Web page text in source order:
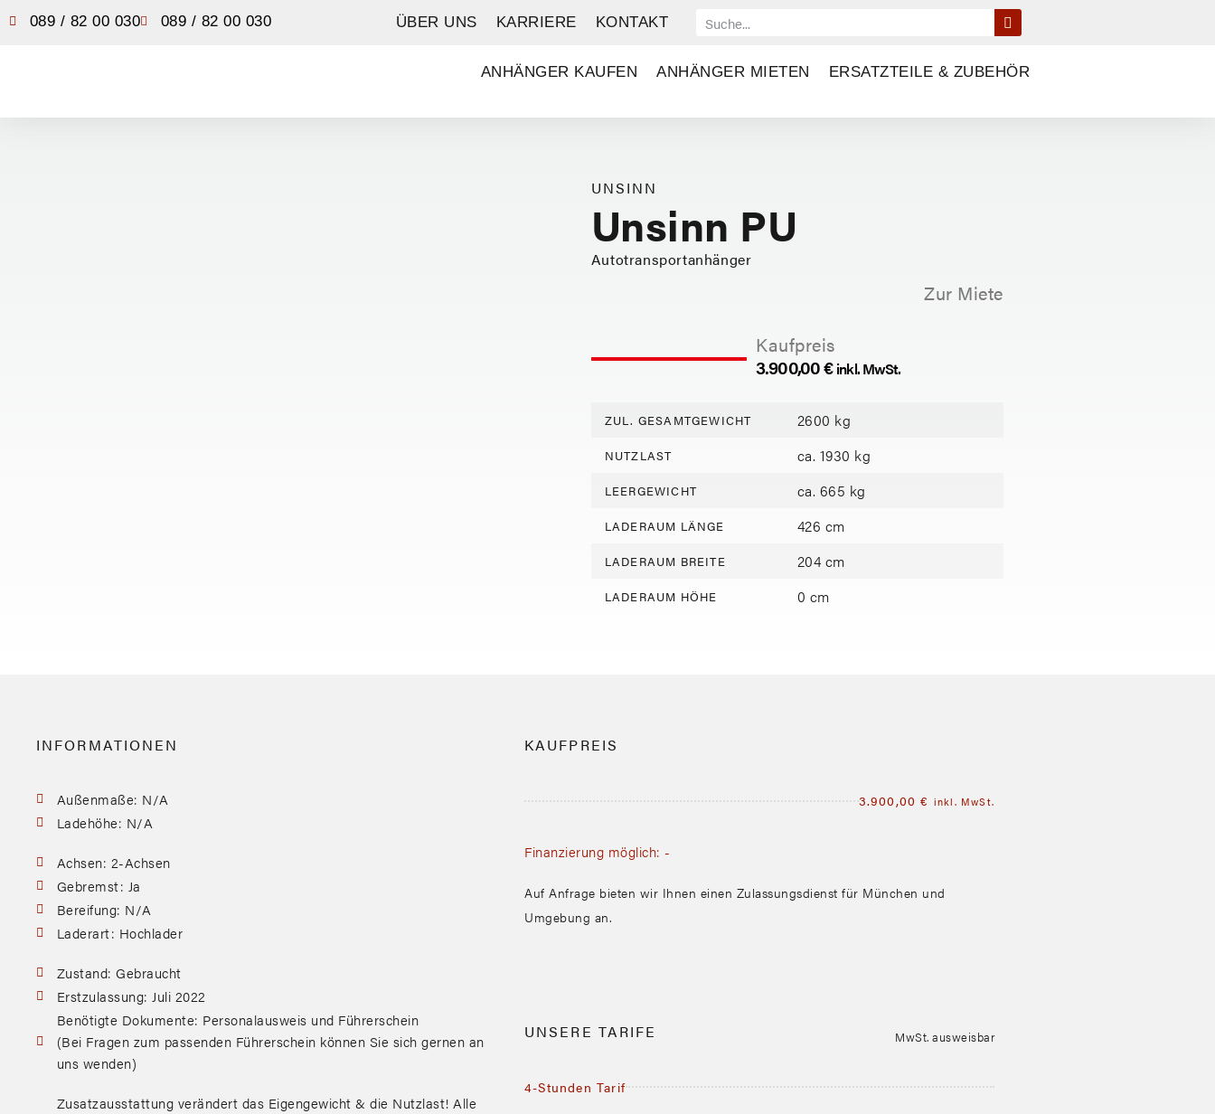
089 / 82 00 030 089 / 82 00 030 ÜBER UNS KARRIERE KONTAKT
ANHÄNGER KAUFEN ANHÄNGER MIETEN ERSATZTEILE & ZUBEHÖR
UNSINN
Unsinn PU
Autotransportanhänger
Zur Miete
Kaufpreis
3.900,00€ inkl. MwSt.
ZUL. GESAMTGEWICHT 2600 kg
NUTZLAST ca. 1930 kg
LEERGEWICHT ca. 665 kg
LADERAUM LÄNGE 426 cm
LADERAUM BREITE 204 cm
LADERAUM HÖHE 0 cm
INFORMATIONEN
Außenmaße: N/A
Ladehöhe: N/A
Achsen: 2-Achsen
Gebremst: Ja
Bereifung: N/A
Laderart: Hochlader
Zustand: Gebraucht
Erstzulassung: Juli 2022
Benötigte Dokumente: Personalausweis und Führerschein
(Bei Fragen zum passenden Führerschein können Sie sich gernen an
uns wenden)
Zusatzausstattung verändert das Eigengewicht & die Nutzlast! Alle
KAUFPREIS
3.900,00€ inkl. MwSt.
Finanzierung möglich: -
Auf Anfrage bieten wir Ihnen einen Zulassungsdienst für München und
Umgebung an.
UNSERE TARIFE MwSt. ausweisbar
4-Stunden Tarif